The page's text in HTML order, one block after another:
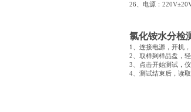
26 、电源：
氯化铵水分检
1
、连接电源，开机
2 、取样到样品盘，
3 、点击开始测试，
4 、测试结束后，读